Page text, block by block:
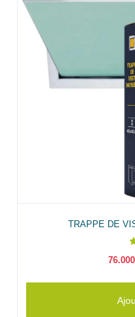
TRAPPE DE
76.000